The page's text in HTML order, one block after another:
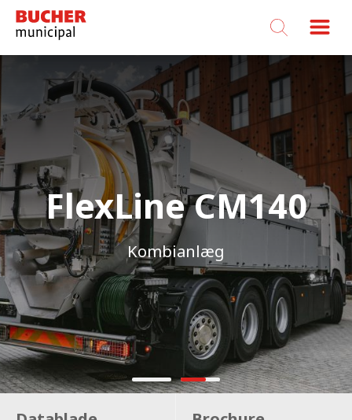
Bucher
Municipal
FlexLine CM140
Kombianlæg
FlexLine CM140
Kombianlæg